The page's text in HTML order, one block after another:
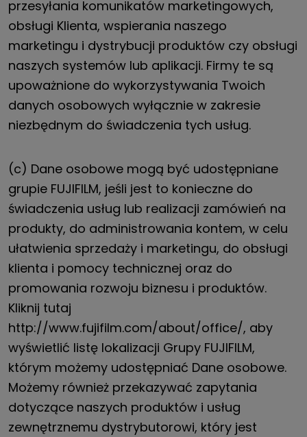
przesyłania komunikatów marketingowych,
obsługi Klienta, wspierania naszego
marketingu i dystrybucji produktów czy obsługi
naszych systemów lub aplikacji. Firmy te są
upoważnione do wykorzystywania Twoich
danych osobowych wyłącznie w zakresie
niezbędnym do świadczenia tych usług.
(c) Dane osobowe mogą być udostępniane
grupie FUJIFILM, jeśli jest to konieczne do
świadczenia usług lub realizacji zamówień na
produkty, do administrowania kontem, w celu
ułatwienia sprzedaży i marketingu, do obsługi
klienta i pomocy technicznej oraz do
promowania rozwoju biznesu i produktów.
Kliknij tutaj
http://www.fujifilm.com/about/office/, aby
wyświetlić listę lokalizacji Grupy FUJIFILM,
którym możemy udostępniać Dane osobowe.
Możemy również przekazywać zapytania
dotyczące naszych produktów i usług
zewnętrznemu dystrybutorowi, który jest